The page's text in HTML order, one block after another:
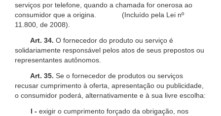
serviços por telefone, quando a chamada for onerosa ao
consumidor que a origina. (Incluído pela Lei nº
11.800, de 2008).
Art. 34. O fornecedor do produto ou serviço é
solidariamente responsável pelos atos de seus prepostos ou
representantes autônomos.
Art. 35. Se o fornecedor de produtos ou serviços
recusar cumprimento à oferta, apresentação ou publicidade,
o consumidor poderá, alternativamente e à sua livre escolha:
I - exigir o cumprimento forçado da obrigação, nos